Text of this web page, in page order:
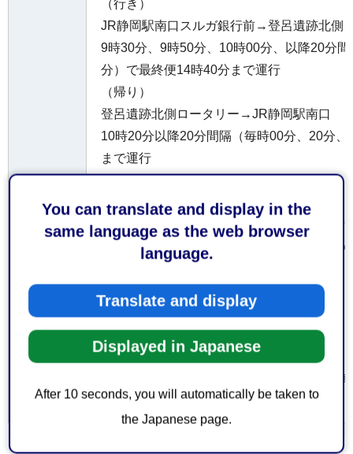
You can translate and display in the
same language as the web browser
language.
Translate and display
Displayed in Japanese
After 10 seconds, you will automatically be taken to
the Japanese page.
（行き）
JR静岡駅南口スルガ銀行前→登呂遺跡北側
9時30分、9時50分、10時00分、以降20分
分）で最終便14時40分まで運行
（帰り）
登呂遺跡北側ロータリー→JR静岡駅南口
10時20分以降20分間隔（毎時00分、20分
まで運行
・路線バスでお越しの方
JR静岡駅南口のりば22番静鉄バス「石田街
東大谷行き⇒「登呂遺跡入口」（会場北側
片道220円（大人）、片道110円（小人）
・お車でお越しの方
静岡新聞SBS第1駐車場（イベント臨時駐
駐車場（有料）をご利用ください。